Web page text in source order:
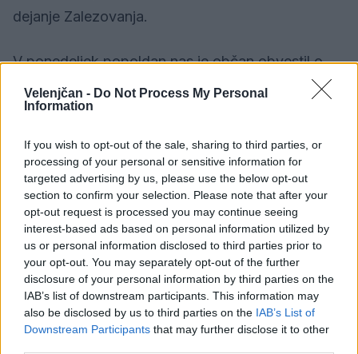
Velenjčan - Do Not Process My Personal
Information
If you wish to opt-out of the sale, sharing to third parties, or
processing of your personal or sensitive information for
targeted advertising by us, please use the below opt-out
section to confirm your selection. Please note that after your
opt-out request is processed you may continue seeing
interest-based ads based on personal information utilized by
us or personal information disclosed to third parties prior to
your opt-out. You may separately opt-out of the further
disclosure of your personal information by third parties on the
IAB’s list of downstream participants. This information may
also be disclosed by us to third parties on the IAB’s List of
Downstream Participants that may further disclose it to other
dejanje Zalezovanja.
V ponedeljek popoldan nas je občan obvestil o
tatvini mobilnega telefona. Oškodovanec je sedel
pred stanovanjskim blokom in poslušal glasbo
preko telefona. Mimo se je pripeljal njegov
znanec, pograbil telefon in ga odtujil. Zoper
storilca bomo podali kazensko ovadbo.
V ponedeljek zvečer smo obravnavali še kaznivo
dejanje Poškodovanja tuje stvari. Neznani storilec
je na parkirnem prostoru na Žarovi cesti prerezal
pnevmatiki na parkiranem vozilu. Za vandalom
poizvedujemo.